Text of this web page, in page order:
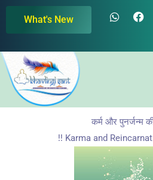
Skip
What's New
W
h
s
F
a
b
कर्म और पुनर्जन्म की
!! Karma and